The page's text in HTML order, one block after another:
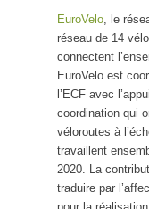
EuroVelo, le
réseau de 14
connectent
EuroVelo est
l’ECF avec
coordination qui
véloroutes à
travaillent
2020. La
traduire par